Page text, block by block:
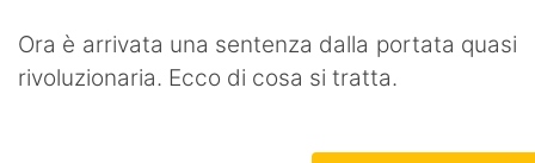
Ora è arrivata una sentenza dalla portata quasi
rivoluzionaria. Ecco di cosa si tratta.